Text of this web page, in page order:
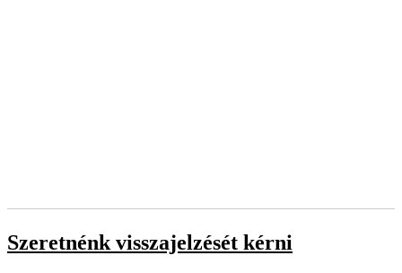
Szeretnénk visszajelzését kérni